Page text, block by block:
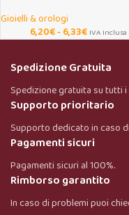
Gioielli & orologi
6,20€-6,33€ IVA Inclusa
Spedizione Gratuita
Spedizione gratuita su tutti
Supporto prioritario
Supporto dedicato in caso
Pagamenti sicuri
Pagamenti sicuri al 100%.
Rimborso garantito
In caso di problemi puoi